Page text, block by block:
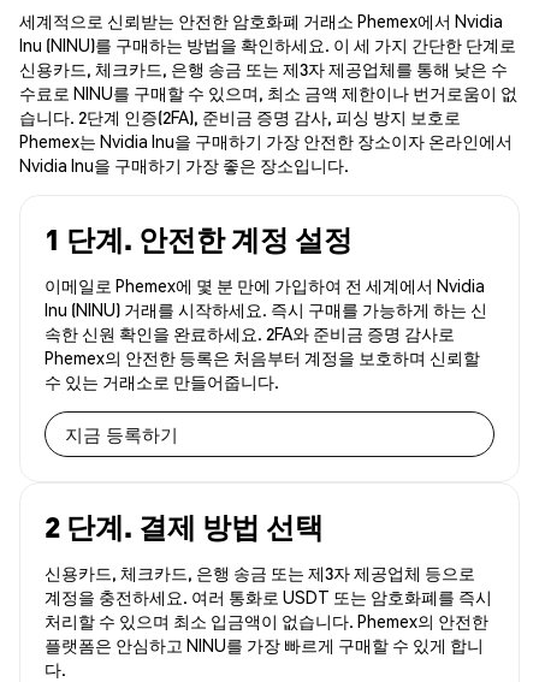
세계적으로 신뢰받는 안전한 암호화폐 거래소 Phemex에서 Nvidia
Inu (NINU)를 구매하는 방법을 확인하세요. 이 세 가지 간단한 단계로
신용카드, 체크카드, 은행 송금 또는 제3자 제공업체를 통해 낮은 수
수료로 NINU를 구매할 수 있으며, 최소 금액 제한이나 번거로움이 없
습니다. 2단계 인증(2FA), 준비금 증명 감사, 피싱 방지 보호로
Phemex는 Nvidia Inu을 구매하기 가장 안전한 장소이자 온라인에서
Nvidia Inu을 구매하기 가장 좋은 장소입니다.
1 단계. 안전한 계정 설정
이메일로 Phemex에 몇 분 만에 가입하여 전 세계에서 Nvidia
Inu (NINU) 거래를 시작하세요. 즉시 구매를 가능하게 하는 신
속한 신원 확인을 완료하세요. 2FA와 준비금 증명 감사로
Phemex의 안전한 등록은 처음부터 계정을 보호하며 신뢰할
수 있는 거래소로 만들어줍니다.
지금 등록하기
2 단계. 결제 방법 선택
신용카드, 체크카드, 은행 송금 또는 제3자 제공업체 등으로
계정을 충전하세요. 여러 통화로 USDT 또는 암호화폐를 즉시
처리할 수 있으며 최소 입금액이 없습니다. Phemex의 안전한
플랫폼은 안심하고 NINU를 가장 빠르게 구매할 수 있게 합니
다.